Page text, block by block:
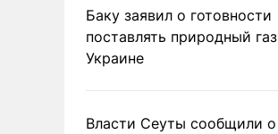
Баку заявил о готовности
поставлять природный газ
Украине
Власти Сеуты сообщили о